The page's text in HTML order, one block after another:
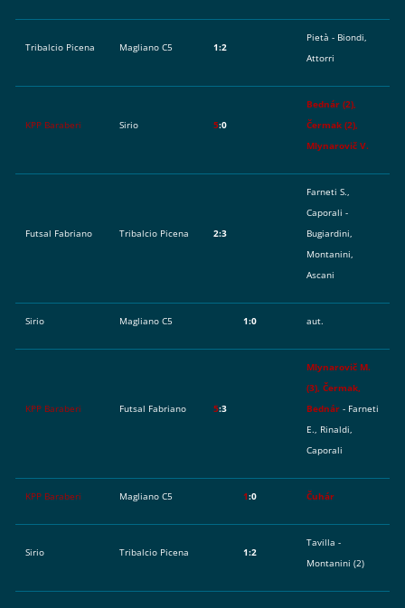
Tribalcio Picena Magliano C5 1:2
Pietà - Biondi,
Attorri
KPP Baraberi Sirio 5:0
Bednár (2),
Čermak (2),
Mlynarovič V.
Futsal Fabriano Tribalcio Picena 2:3
Farneti S.,
Caporali -
Bugiardini,
Montanini,
Ascani
Sirio Magliano C5 1:0 aut.
KPP Baraberi Futsal Fabriano 5:3
Mlynarovič M.
(3), Čermak,
Bednár - Farneti
E., Rinaldi,
Caporali
KPP Baraberi Magliano C5 1:0 Čuhár
Sirio Tribalcio Picena 1:2
Tavilla -
Montanini (2)